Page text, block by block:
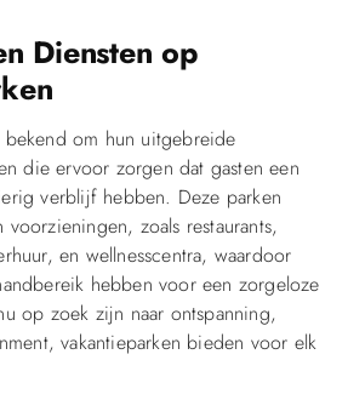
Diensten op
bekend om hun uitgebreide
die ervoor zorgen dat gasten een
verblijf hebben. Deze parken
voorzieningen, zoals restaurants,
en wellnesscentra, waardoor
hebben voor een zorgeloze
op zoek zijn naar ontspanning,
vakantieparken bieden voor elk